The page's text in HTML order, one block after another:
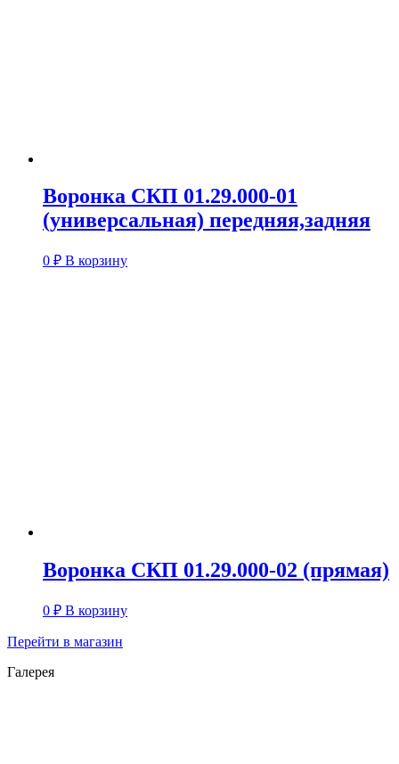
Воронка СКП 01.29.000-01
(универсальная) передняя,задняя
0 ₽ В корзину
Воронка СКП 01.29.000-02 (прямая)
0 ₽ В корзину
Перейти в магазин
Галерея